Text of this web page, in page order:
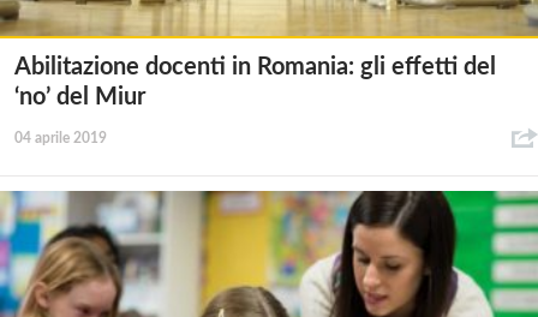
Abilitazione docenti in Romania: gli effetti del
‘no’ del Miur
04 aprile 2019